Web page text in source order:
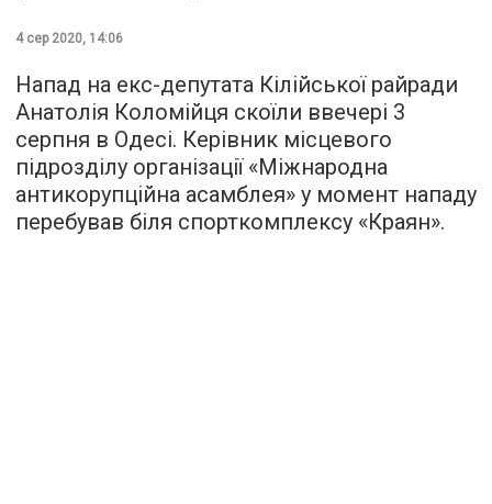
4 сер 2020, 14:06
Напад на екс-депутата Кілійської райради
Анатолія Коломійця скоїли ввечері 3
серпня в Одесі. Керівник місцевого
підрозділу організації «Міжнародна
антикорупційна асамблея» у момент нападу
перебував біля спорткомплексу «Краян».